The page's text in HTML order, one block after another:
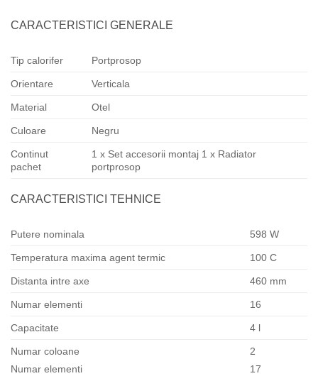
CARACTERISTICI GENERALE
Tip calorifer Portprosop
Orientare Verticala
Material Otel
Culoare Negru
Continut
pachet
1 x Set accesorii montaj 1 x Radiator
portprosop
CARACTERISTICI TEHNICE
Putere nominala 598 W
Temperatura maxima agent termic 100 C
Distanta intre axe 460 mm
Numar elementi 16
Capacitate 4 l
Numar coloane
Numar elementi
2
17